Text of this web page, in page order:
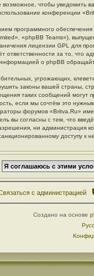
чтобы уведомить
конференции
программного
«phpBB Teams»),
лицензии GPL для
ответственности за то, что
о phpBB
угрожающих,
законы вашей страны,
таких сообщений
если мы сочтём это
форумов «Britva.Ru»
вы согласны с тем, что
ни администрация
доступу к
с администрацией
Создано на основе